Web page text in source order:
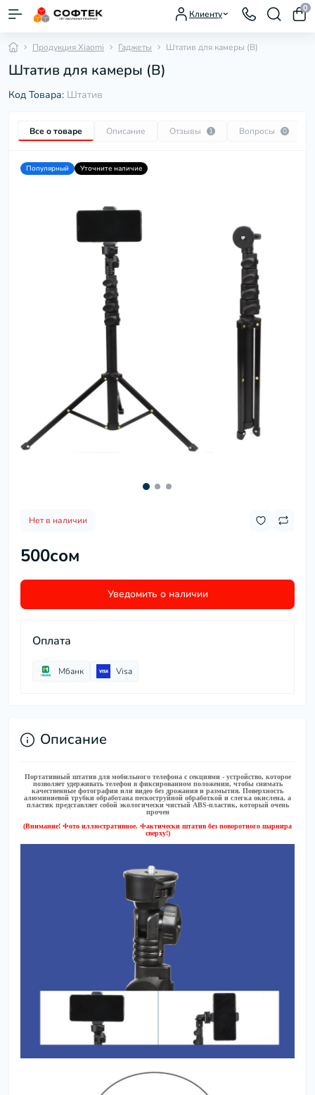
Клиенту
0
Продукция Xiaomi Гаджеты Штатив для камеры (B)
Штатив для камеры (B)
Код Товара: Штатив
Все о товаре Описание Отзывы 1 Вопросы 0
Популярный Уточните наличие
Нет в наличии
500сом
Уведомить о наличии
Оплата
Мбанк Visa
Описание
Портативный штатив для мобильного телефона с секциями - устройство, которое
позволяет удерживать телефон в фиксированном положении, чтобы снимать
качественные фотографии или видео без дрожания и размытия. Поверхность
алюминиевой трубки обработана пескоструйной обработкой и слегка окислена, а
пластик представляет собой экологически чистый ABS-пластик, который очень
прочен
(Внимание! Фото иллюстративное. Фактически штатив без поворотного шарнира
сверху!)